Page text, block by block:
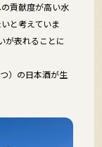
貢献度が高い水
と考えていま
が表れることに
）の日本酒が生